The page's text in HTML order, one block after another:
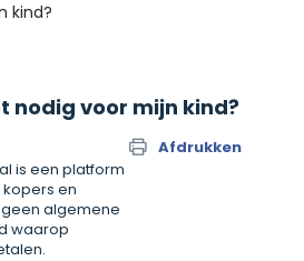
kind?
nodig voor mijn kind?
Afdrukken
is een platform
en
algemene
waarop